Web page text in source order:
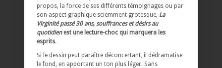
propos, la force de ses différents témoignages ou par
son aspect graphique sciemment grotesque, La
Virginité passé 30 ans, souffrances et désirs au
quotidienest une lecture-choc qui marquera les
esprits.
Si le dessin peut paraître déconcertant, il dédramatise
le fond, en apportant un ton plus léger. Sans